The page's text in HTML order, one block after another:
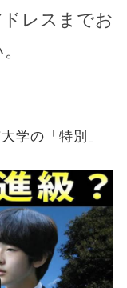
レスまでお
学の「特別」